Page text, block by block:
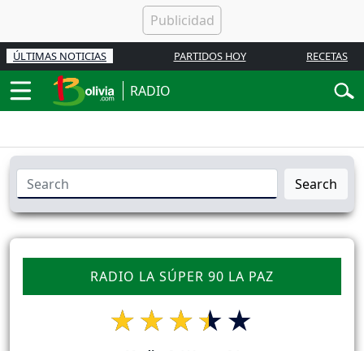
ÚLTIMAS NOTICIAS PARTIDOS HOY RECETAS
RADIO
Search
RADIO LA SÚPER 90 LA PAZ